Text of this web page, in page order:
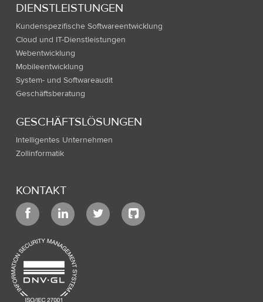
DIENSTLEISTUNGEN
Kundenspezifische Softwareentwicklung
Cloud und IT-Dienstleistungen
Webentwicklung
Mobileentwicklung
System- und Softwareaudit
Geschäftsberatung
GESCHÄFTSLÖSUNGEN
Intelligentes Unternehmen
Zollinformatik
KONTAKT